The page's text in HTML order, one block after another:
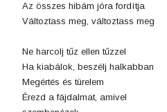
Az összes hibám jóra fordítja
Változtass meg, változtass meg
Ne harcolj tűz ellen tűzzel
Ha kiabálok, beszélj halkabban
Megértés és türelem
Érezd a fájdalmat, amivel